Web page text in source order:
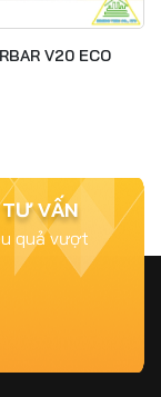
V20 ECO
VẤN
quả vượt
Phổ Biến và
Tâm Như Thế
Trình Bị Hư